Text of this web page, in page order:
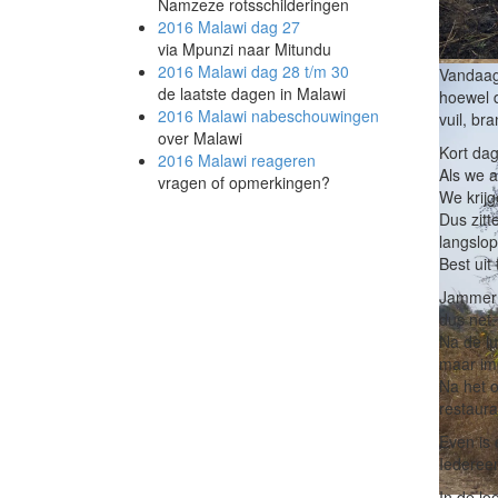
hebben
hoewel
vuil,
Kort
Als we
We
Dus
Best uit
dus net.
Na de
maar
Na het
Even is
Namzeze rotsschilderingen
2016 Malawi dag 27
via Mpunzi naar Mitundu
2016 Malawi dag 28 t/m 30
de laatste dagen in Malawi
2016 Malawi nabeschouwingen
over Malawi
2016 Malawi reageren
vragen of opmerkingen?